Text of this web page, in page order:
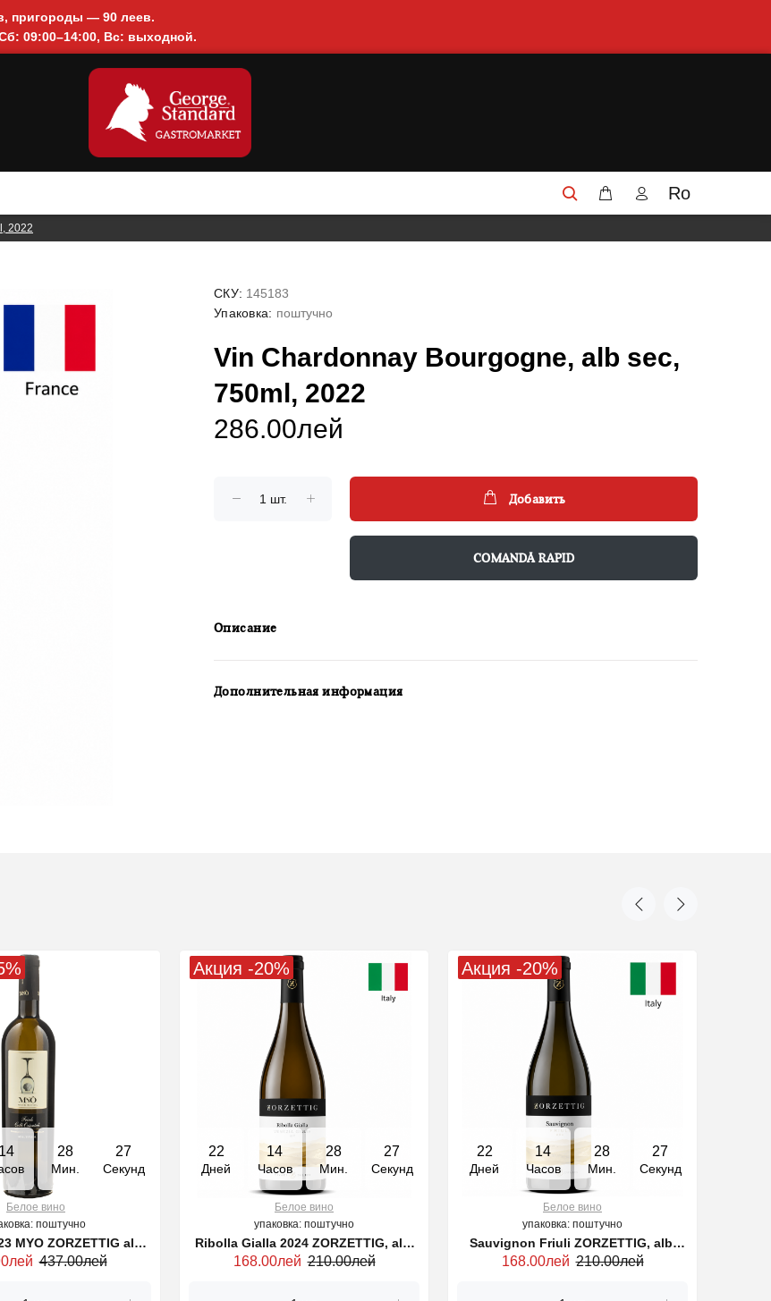
пригороды — 90 леев.
09:00–14:00, Вс: выходной.
Ro
2022
СКУ: 145183
Упаковка: поштучно
Vin Chardonnay Bourgogne, alb sec,
750ml, 2022
286.00лей
Добавить
COMANDĂ RAPID
Описание
Дополнительная информация
14 28
Мин.
26
Секунд
Белое вино
поштучно
750ml437.00лей
22
Дней
14
Часов
28
Мин.
26
Секунд
Акция -20%
Белое вино
упаковка: поштучно
Ribolla Gialla 2024 ZORZETTIG, alb,
750ml
168.00лей 210.00лей
22
Дней
14
Часов
28
Мин.
26
Секунд
Акция -20%
Белое вино
упаковка: поштучно
Sauvignon Friuli ZORZETTIG, alb,
750 ml
168.00лей 210.00лей